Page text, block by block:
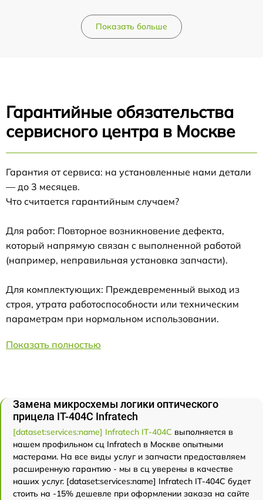
Показать больше
Гарантийные обязательства
сервисного центра в Москве
Гарантия от сервиса: на установленные нами детали
— до 3 месяцев.
Что считается гарантийным случаем?
Для работ: Повторное возникновение дефекта,
который напрямую связан с выполненной работой
(например, неправильная установка запчасти).
Для комплектующих: Преждевременный выход из
строя, утрата работоспособности или техническим
параметрам при нормальном использовании.
Показать полностью
Замена микросхемы логики оптического
прицела IT-404C Infratech
[dataset:services:name] Infratech IT-404C выполняется в
нашем профильном сц Infratech в Москве опытными
мастерами. На все виды услуг и запчасти предоставляем
расширенную гарантию - мы в сц уверены в качестве
наших услуг. [dataset:services:name] Infratech IT-404C будет
стоить на -15% дешевле при оформлении заказа на сайте